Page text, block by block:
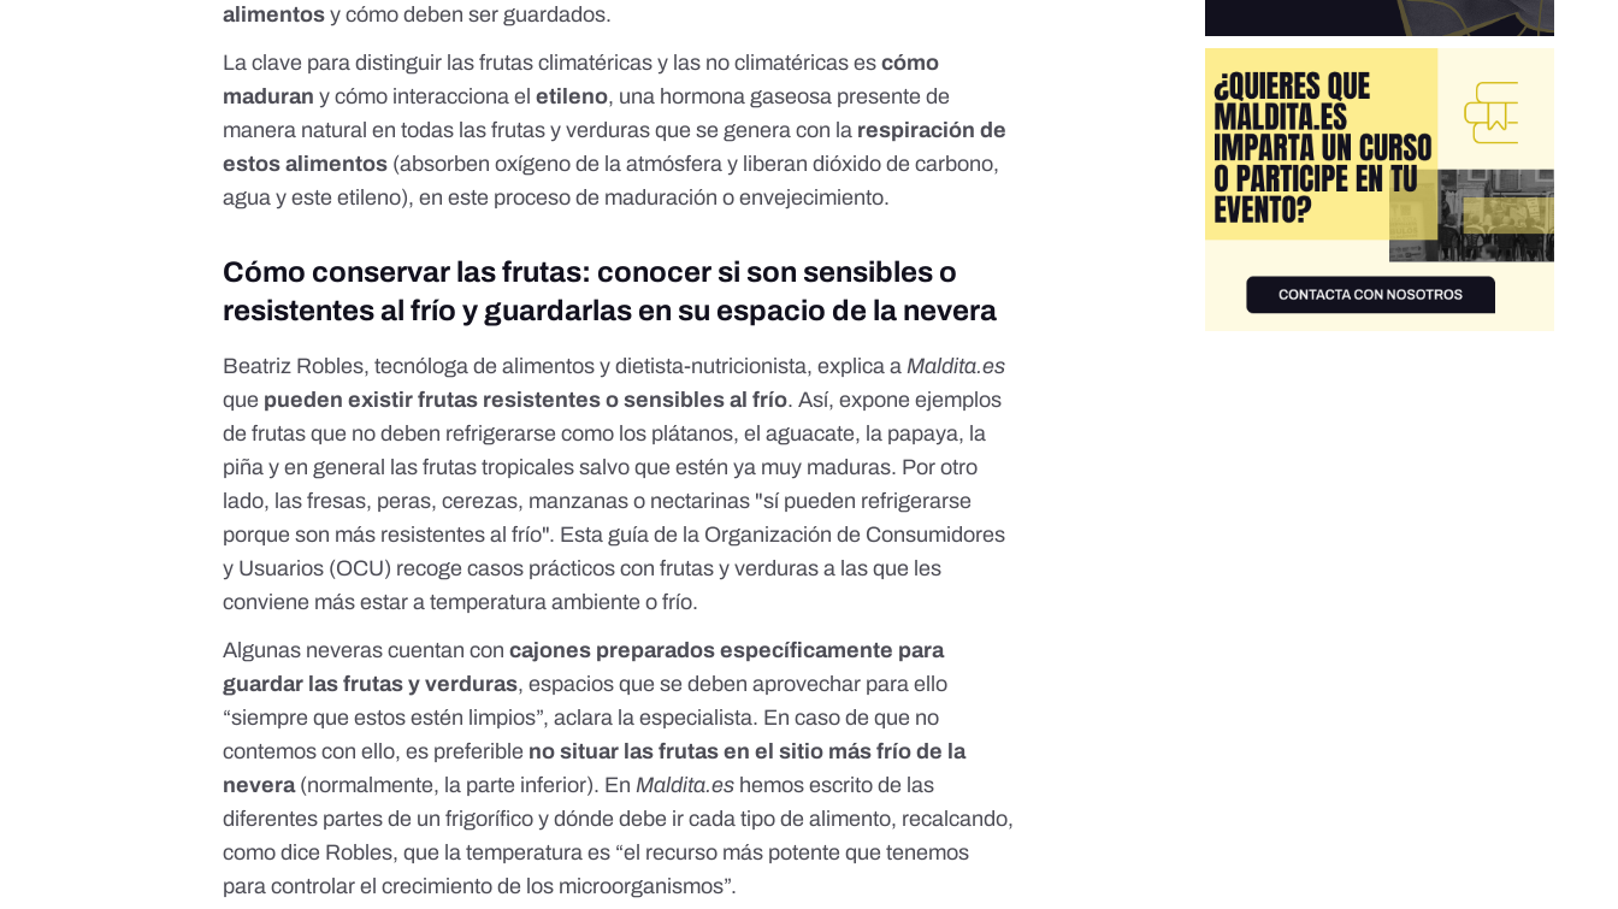
alimentos y cómo deben ser guardados.
La clave para distinguir las frutas climatéricas y las no climatéricas escómo
maduran y cómo interacciona eletileno, una hormona gaseosa presente de
manera natural en todas las frutas y verduras que se genera con la respiración de
estos alimentos (absorben oxígeno de la atmósfera y liberan dióxido de carbono,
agua y este etileno), en este proceso de maduración o envejecimiento.
Cómo conservar las frutas: conocer si son sensibles o
resistentes al frío y guardarlas en su espacio de la nevera
Beatriz Robles, tecnóloga de alimentos y dietista-nutricionista, explica a Maldita.es
que pueden existir frutas resistentes o sensibles al frío. Así, expone ejemplos
de frutas que no deben refrigerarse como los plátanos, el aguacate, la papaya, la
piña y en general las frutas tropicales salvo que estén ya muy maduras. Por otro
lado, las fresas, peras, cerezas, manzanas o nectarinas "sí pueden refrigerarse
porque son más resistentes al frío". Esta guía de la Organización de Consumidores
y Usuarios (OCU) recogecasos prácticos con frutas y verduras a las que les
conviene más estar a temperatura ambiente o frío.
Algunas neveras cuentan con cajones preparados específicamente para
guardar las frutas y verduras, espacios que se deben aprovechar para ello
“siempre que estos estén limpios”, aclara la especialista. En caso de que no
contemos con ello, es preferible no situar las frutas en el sitio más frío de la
nevera(normalmente, la parte inferior). En Maldita.es hemos escrito de las
diferentes partes de un frigorífico y dónde debe ir cada tipo de alimento, recalcando,
como dice Robles, que la temperatura es “el recurso más potente que tenemos
para controlar el crecimiento de los microorganismos”.